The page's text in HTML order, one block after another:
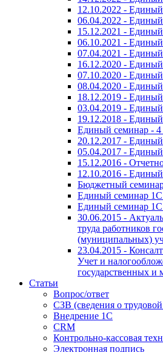
12.10.2022 -
06.04.2022 -
15.12.2021 -
06.10.2021 -
07.04.2021 -
16.12.2020 -
07.10.2020 -
08.04.2020 -
18.12.2019 -
03.04.2019 -
19.12.2018 -
Единый семинар - 4
20.12.2017 -
05.04.2017 -
15.12.2016 -
12.10.2016 -
Бюджетный
Единый семинар 1С
Единый семинар 1С
30.06.2015 -
труда работников
(муниципальных)
23.04.2015 -
Учет и
государственных и
Статьи
Вопрос/ответ
СЗВ (сведения о трудовой
Внедрение 1С
CRM
Контрольно-кассовая
Электронная подпись